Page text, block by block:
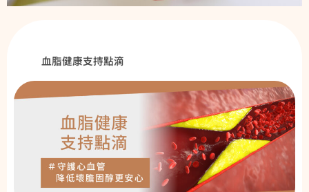
血脂健康支持點滴